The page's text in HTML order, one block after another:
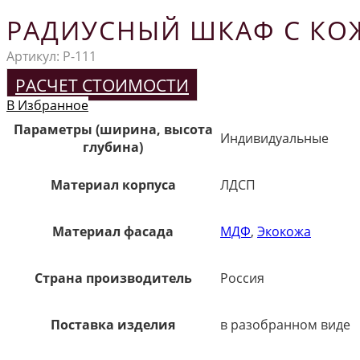
РАДИУСНЫЙ ШКАФ С
Артикул: Р-111
РАСЧЕТ СТОИМОСТИ
В Избранное
Параметры (ширина, высота
глубина)
Индивидуальные
Материал корпуса ЛДСП
Материал фасада МДФ, Экокожа
Страна производитель Россия
Поставка изделия в разобранном виде